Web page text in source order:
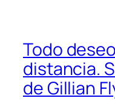
Todo
distancia.
de Gillian